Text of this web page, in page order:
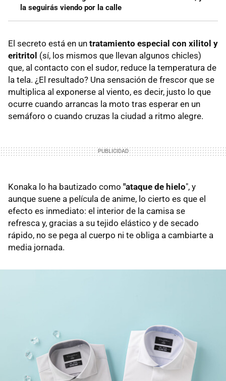
la seguirás viendo por la calle
El secreto está en un tratamiento especial con xilitol y
eritritol (sí, los mismos que llevan algunos chicles)
que, al contacto con el sudor, reduce la temperatura de
la tela. ¿El resultado? Una sensación de frescor que se
multiplica al exponerse al viento, es decir, justo lo que
ocurre cuando arrancas la moto tras esperar en un
semáforo o cuando cruzas la ciudad a ritmo alegre.
Konaka lo ha bautizado como "ataque de hielo", y
aunque suene a película de anime, lo cierto es que el
efecto es inmediato: el interior de la camisa se
refresca y, gracias a su tejido elástico y de secado
rápido, no se pega al cuerpo ni te obliga a cambiarte a
media jornada.